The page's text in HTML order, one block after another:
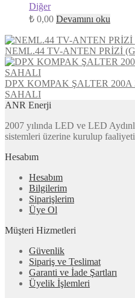
Diğer
₺ 0,00 Devamını oku
NEML.44 TV-ANTEN PRİZİ
DPX KOMPAK ŞALTER
SAHALI
ANR Enerji
2007 yılında LED ve LED
sistemleri üzerine kurulup
Hesabım
Hesabım
Bilgilerim
Siparişlerim
Üye Ol
Müşteri Hizmetleri
Güvenlik
Sipariş ve Teslimat
Garanti ve İade Şartları
Üyelik İşlemleri